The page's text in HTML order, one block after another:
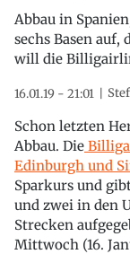
Abbau in
sechs Basen auf,
will die
16.01.19 - 21:01
Schon letzten
Abbau. Die
Edinburgh und
Sparkurs und
und zwei in den
Strecken
Mittwoch (16.